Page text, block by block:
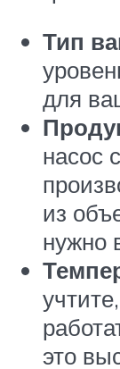
Тип
для
насос
из
нужно
это